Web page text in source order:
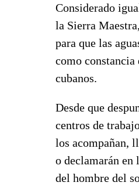
Considerado
la Sierra
para que las
como constancia
cubanos.
Desde que
centros de
los acompañan,
o declamarán en
del hombre del